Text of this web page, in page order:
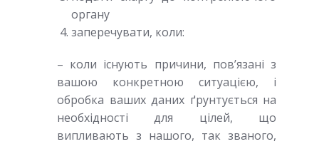
органу
заперечувати, коли:
– коли існують причини, пов’язані з
вашою конкретною ситуацією, і
обробка ваших даних ґрунтується на
необхідності для цілей, що
випливають з нашого, так званого,